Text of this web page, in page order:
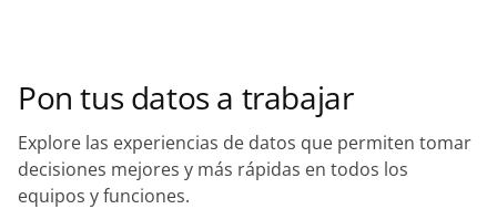
Pon tus datos a trabajar
Explore las experiencias de datos que permiten tomar
decisiones mejores y más rápidas en todos los
equipos y funciones.